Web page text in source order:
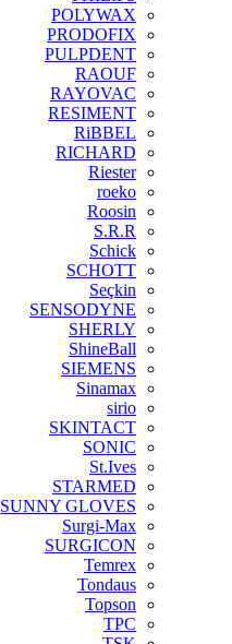
POLYWAX
PRODOFIX
PULPDENT
RAOUF
RAYOVAC
RESIMENT
RiBBEL
RICHARD
Riester
roeko
Roosin
S.R.R
Schick
SCHOTT
Seçkin
SENSODYNE
SHERLY
ShineBall
SIEMENS
Sinamax
sirio
SKINTACT
SONIC
St.Ives
STARMED
SUNNY GLOVES
Surgi-Max
SURGICON
Temrex
Tondaus
Topson
TPC